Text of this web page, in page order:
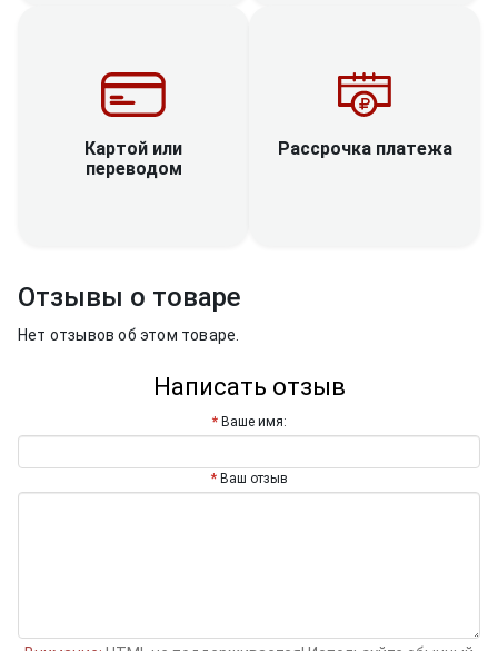
Картой или
переводом
Рассрочка платежа
Отзывы о товаре
Нет отзывов об этом товаре.
Написать отзыв
Ваше имя:
Ваш отзыв